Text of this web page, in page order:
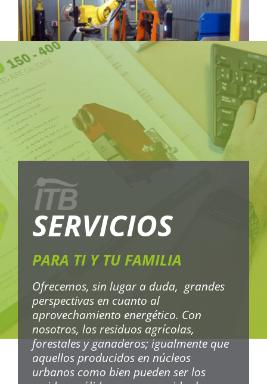
SERVICIOS
PARA TI Y TU FAMILIA
Ofrecemos, sin lugar a duda, grandes
perspectivas en cuanto al
aprovechamiento energético. Con
nosotros, los residuos agrícolas,
forestales y ganaderos; igualmente que
aquellos producidos en núcleos
urbanos como bien pueden ser los